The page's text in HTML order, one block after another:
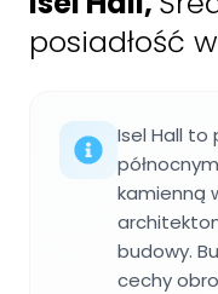
posiadłość
Isel Hall to
kamienną
budowy.
cechy